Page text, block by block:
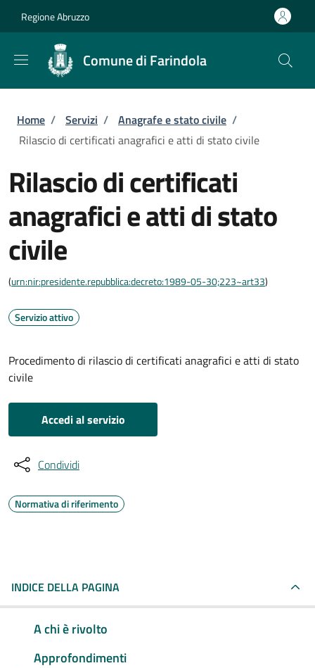
Regione Abruzzo
Comune di Farindola
Briciole di pane
Home / Servizi / Anagrafe e stato civile /
Rilascio di certificati anagrafici e atti di stato civile
Rilascio di certificati
anagrafici e atti di stato
civile
(urn:nir:presidente.repubblica:decreto:1989-05-30;223~art33)
Servizio attivo
Procedimento di rilascio di certificati anagrafici e atti di stato
civile
Accedi al servizio
Condividi
Normativa di riferimento
INDICE DELLA PAGINA
A chi è rivolto
Approfondimenti